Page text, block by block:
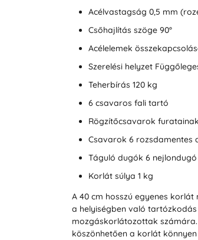
Acélvastagság 0,5 mm
Csőhajlítás szöge 90°
Acélelemek
Szerelési helyzet
Teherbírás 120 kg
6 csavaros fali tartó
Rögzítőcsavarok
Csavarok 6 rozsdamentes
Táguló dugók 6
Korlát súlya 1 kg
A 40 cm hosszú egyenes
a helyiségben való
mozgáskorlátozottak
köszönhetően a korlát